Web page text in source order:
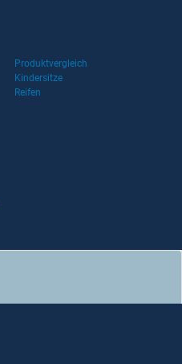
Produktvergleich
Kindersitze
Reifen